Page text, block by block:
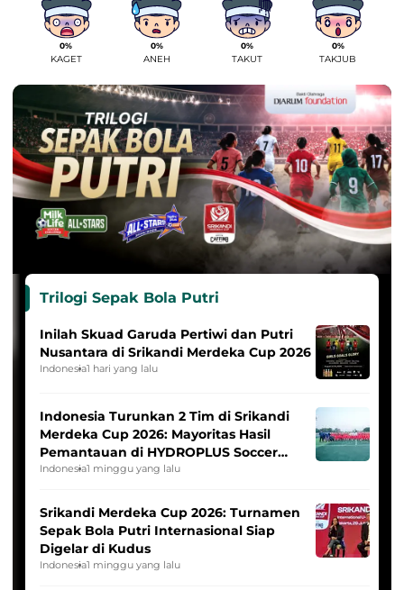
0%
KAGET
0%
ANEH
0%
TAKUT
0%
TAKJUB
Trilogi Sepak Bola Putri
Inilah Skuad Garuda Pertiwi dan Putri
Nusantara di Srikandi Merdeka Cup 2026
Indonesia1 hari yang lalu
Indonesia Turunkan 2 Tim di Srikandi
Merdeka Cup 2026: Mayoritas Hasil
Pemantauan di HYDROPLUS Soccer
League
Indonesia1 minggu yang lalu
Srikandi Merdeka Cup 2026: Turnamen
Sepak Bola Putri Internasional Siap
Digelar di Kudus
Indonesia1 minggu yang lalu